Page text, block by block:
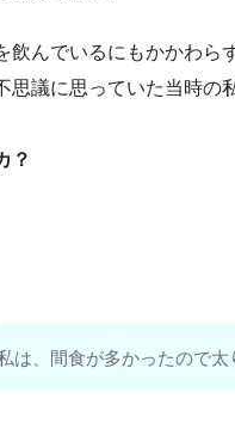
飲んでいるにもかかわら
思議に思っていた当時の
？
は、間食が多かったので太